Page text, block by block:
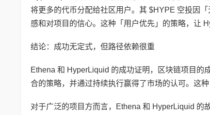
将更多的代币分配给社区用户。其 $HYPE 空投因
感和对项目的信心。这种「用户优先」的策略，让
结论：成功无定式，但路径依赖很重
Ethena 和 HyperLiquid 的成功证明，区块链项目
合的策略，并通过持续执行赢得了市场的认可。这
对于广泛的项目方而言，Ethena 和 HyperLiquid 的